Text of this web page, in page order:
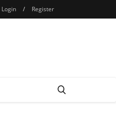
Login / Register